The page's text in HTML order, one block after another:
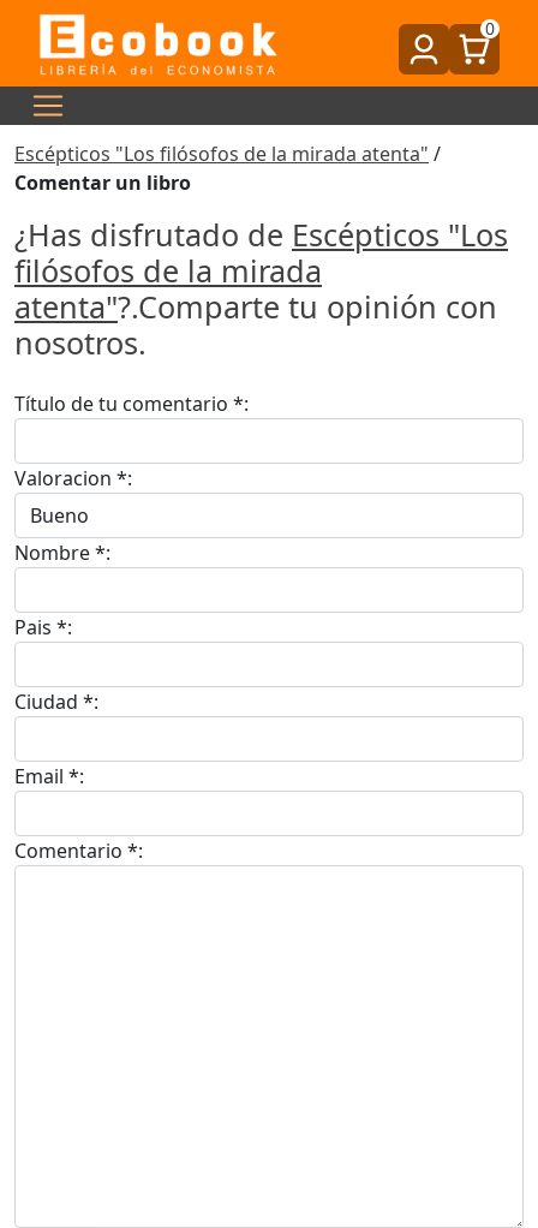
0
Escépticos "Los filósofos de la mirada atenta" /
Comentar un libro
¿Has disfrutado de Escépticos "Los
filósofos de la mirada
atenta"?.Comparte tu opinión con
nosotros.
Título de tu comentario *:
Valoracion *:
Nombre *:
Pais *:
Ciudad *:
Email *:
Comentario *: